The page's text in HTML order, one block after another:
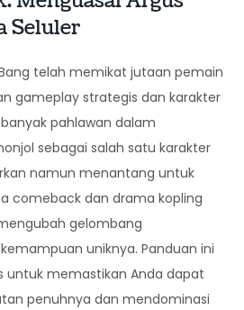
Seluler
telah memikat jutaan pemain
gameplay strategis dan karakter
pahlawan dalam
sebagai salah satu karakter
namun menantang untuk
comeback dan drama kopling
gelombang
uniknya. Panduan ini
untuk memastikan Anda dapat
penuhnya dan mendominasi